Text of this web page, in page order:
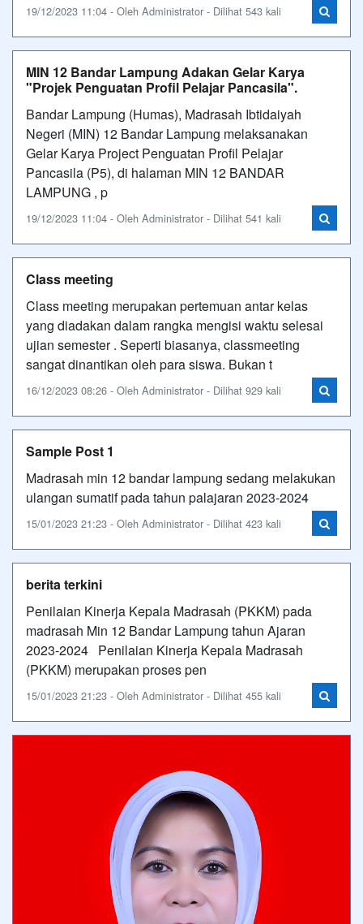
19/12/2023 11:04 - Oleh Administrator - Dilihat 543 kali
MIN 12 Bandar Lampung Adakan Gelar Karya
"Projek Penguatan Profil Pelajar Pancasila".
Bandar Lampung (Humas), Madrasah Ibtidaiyah
Negeri (MIN) 12 Bandar Lampung melaksanakan
Gelar Karya Project Penguatan Profil Pelajar
Pancasila (P5), di halaman MIN 12 BANDAR
LAMPUNG , p
19/12/2023 11:04 - Oleh Administrator - Dilihat 541 kali
Class meeting
Class meeting merupakan pertemuan antar kelas
yang diadakan dalam rangka mengisi waktu selesai
ujian semester . Seperti biasanya, classmeeting
sangat dinantikan oleh para siswa. Bukan t
16/12/2023 08:26 - Oleh Administrator - Dilihat 929 kali
Sample Post 1
Madrasah min 12 bandar lampung sedang melakukan
ulangan sumatif pada tahun palajaran 2023-2024
15/01/2023 21:23 - Oleh Administrator - Dilihat 423 kali
berita terkini
Penilaian Kinerja Kepala Madrasah (PKKM) pada
madrasah Min 12 Bandar Lampung tahun Ajaran
2023-2024 Penilaian Kinerja Kepala Madrasah
(PKKM) merupakan proses pen
15/01/2023 21:23 - Oleh Administrator - Dilihat 455 kali